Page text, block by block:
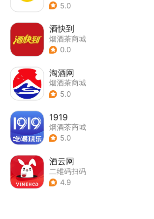
5.0
酒快到
烟酒茶商城
0.0
淘酒网
烟酒茶商城
5.0
1919
烟酒茶商城
5.0
酒云网
二维码扫码
| 烟酒茶商城
4.9